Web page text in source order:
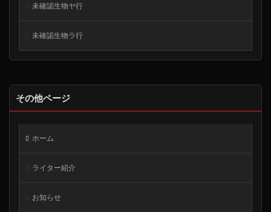
未確認生物ヤ行
未確認生物ラ行
その他ページ
ホーム
ライター紹介
お知らせ